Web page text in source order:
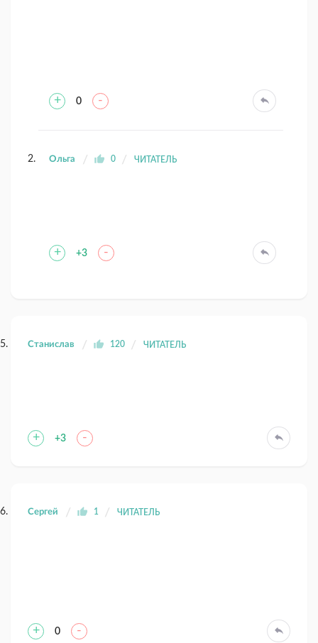
+ 0 -
Ольга 0 ЧИТАТЕЛЬ
+ +3 -
Станислав 120 ЧИТАТЕЛЬ
+ +3 -
Сергей 1 ЧИТАТЕЛЬ
+ 0 -